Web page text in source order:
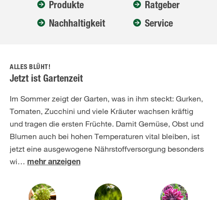
Produkte
Ratgeber
Nachhaltigkeit
Service
ALLES BLÜHT!
Jetzt ist Gartenzeit
Im Sommer zeigt der Garten, was in ihm steckt: Gurken,
Tomaten, Zucchini und viele Kräuter wachsen kräftig
und tragen die ersten Früchte. Damit Gemüse, Obst und
Blumen auch bei hohen Temperaturen vital bleiben, ist
jetzt eine ausgewogene Nährstoffversorgung besonders
wi… mehr anzeigen